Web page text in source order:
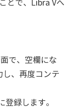
とで、Libra Vへ
で、空欄にな
し、再度コンテ
録します。